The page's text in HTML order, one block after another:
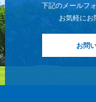
2019/03/13
名古屋テレビ様 「アップ
週刊誌 「サンデー毎日」
下記のメールフ
お気軽にお
お問